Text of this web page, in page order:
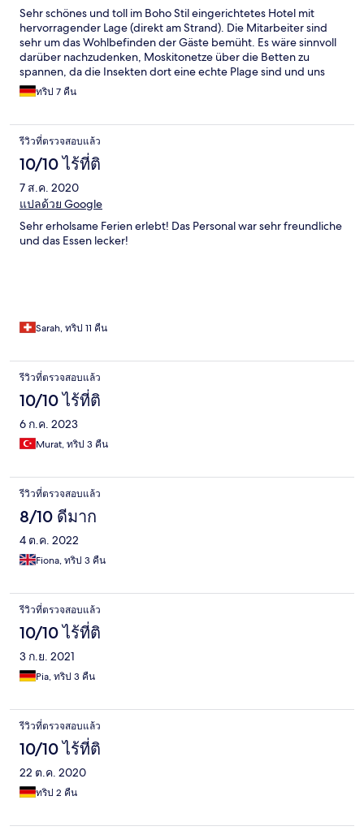
Sehr schönes und toll im Boho Stil eingerichtetes Hotel mit
hervorragender Lage (direkt am Strand). Die Mitarbeiter sind
sehr um das Wohlbefinden der Gäste bemüht. Es wäre sinnvoll
darüber nachzudenken, Moskitonetze über die Betten zu
spannen, da die Insekten dort eine echte Plage sind und uns
schlaflose Nächte bereitet haben (trotz Mückenspray).
Coronabedingt wird beim Frühstück eine Standard Auswahl
zwar sehr komfortabel ist, aber auch viel Verschwendung
verursacht (Beispiel halbvoller Brotkorb und halbe
Aufschnittplatte). Eine Empfehlung wäre, dass die Gäste z.B.
eine Liste kurz vorher ausfüllen, um nur die Dinge und vor allem
die Mengen zu erhalten, die auch verzehrt werden. Insgesamt
hatten wir einen sehr angenehmen Aufenthalt.
ทริป 7 คืน
รีวิวที่ตรวจสอบแล้ว
10/10 ไร้ที่ติ
7 ส.ค. 2020
แปลด้วย Google
Sehr erholsame Ferien erlebt! Das Personal war sehr freundliche
und das Essen lecker!
Sarah, ทริป 11 คืน
รีวิวที่ตรวจสอบแล้ว
10/10 ไร้ที่ติ
6 ก.ค. 2023
Murat, ทริป 3 คืน
รีวิวที่ตรวจสอบแล้ว
8/10 ดีมาก
4 ต.ค. 2022
Fiona, ทริป 3 คืน
รีวิวที่ตรวจสอบแล้ว
10/10 ไร้ที่ติ
3 ก.ย. 2021
Pia, ทริป 3 คืน
รีวิวที่ตรวจสอบแล้ว
10/10 ไร้ที่ติ
22 ต.ค. 2020
ทริป 2 คืน